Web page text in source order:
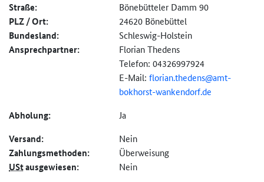
Straße: Bönebütteler Damm 90
PLZ / Ort: 24620 Bönebüttel
Bundesland: Schleswig-Holstein
Ansprechpartner:
Florian Thedens
Telefon: 04326997924
E-Mail: florian.thedens@amt-
bokhorst-wankendorf.de
Abholung: Ja
Versand: Nein
Zahlungs­methoden: Überweisung
UStausgewiesen: Nein